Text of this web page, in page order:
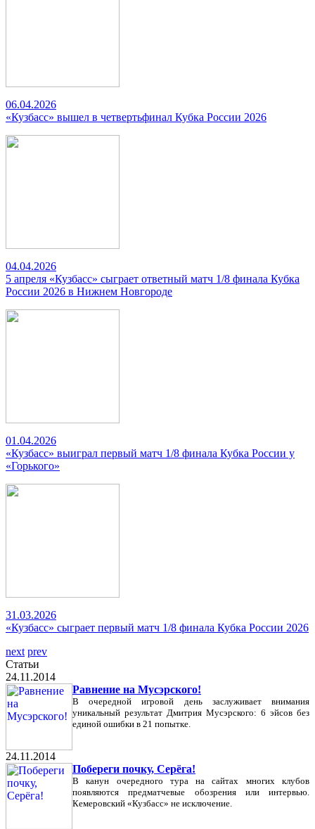
06.04.2026
«Кузбасс» вышел в четвертьфинал Кубка России 2026
04.04.2026
5 апреля «Кузбасс» сыграет ответный матч 1/8 финала Кубка
России 2026 в Нижнем Новгороде
01.04.2026
«Кузбасс» выиграл первый матч 1/8 финала Кубка России у
«Горького»
31.03.2026
«Кузбасс» сыграет первый матч 1/8 финала Кубка России 2026
next prev
Статьи
24.11.2014
Равнение на Мусэрского!
В очередной игровой день заслуживает внимания
уникальный результат Дмитрия Мусэрского: 6 эйсов без
единой ошибки в 21 попытке.
24.11.2014
Побереги почку, Серёга!
В канун очередного тура на сайтах многих клубов
появляются предматчевые обозрения или интервью.
Кемеровский «Кузбасс» не исключение.